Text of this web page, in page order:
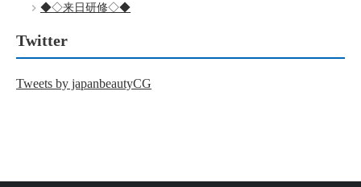
◆◇来日研修◇◆
Twitter
Tweets by japanbeautyCG